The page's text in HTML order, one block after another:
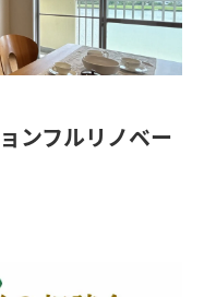
ンフルリノベー